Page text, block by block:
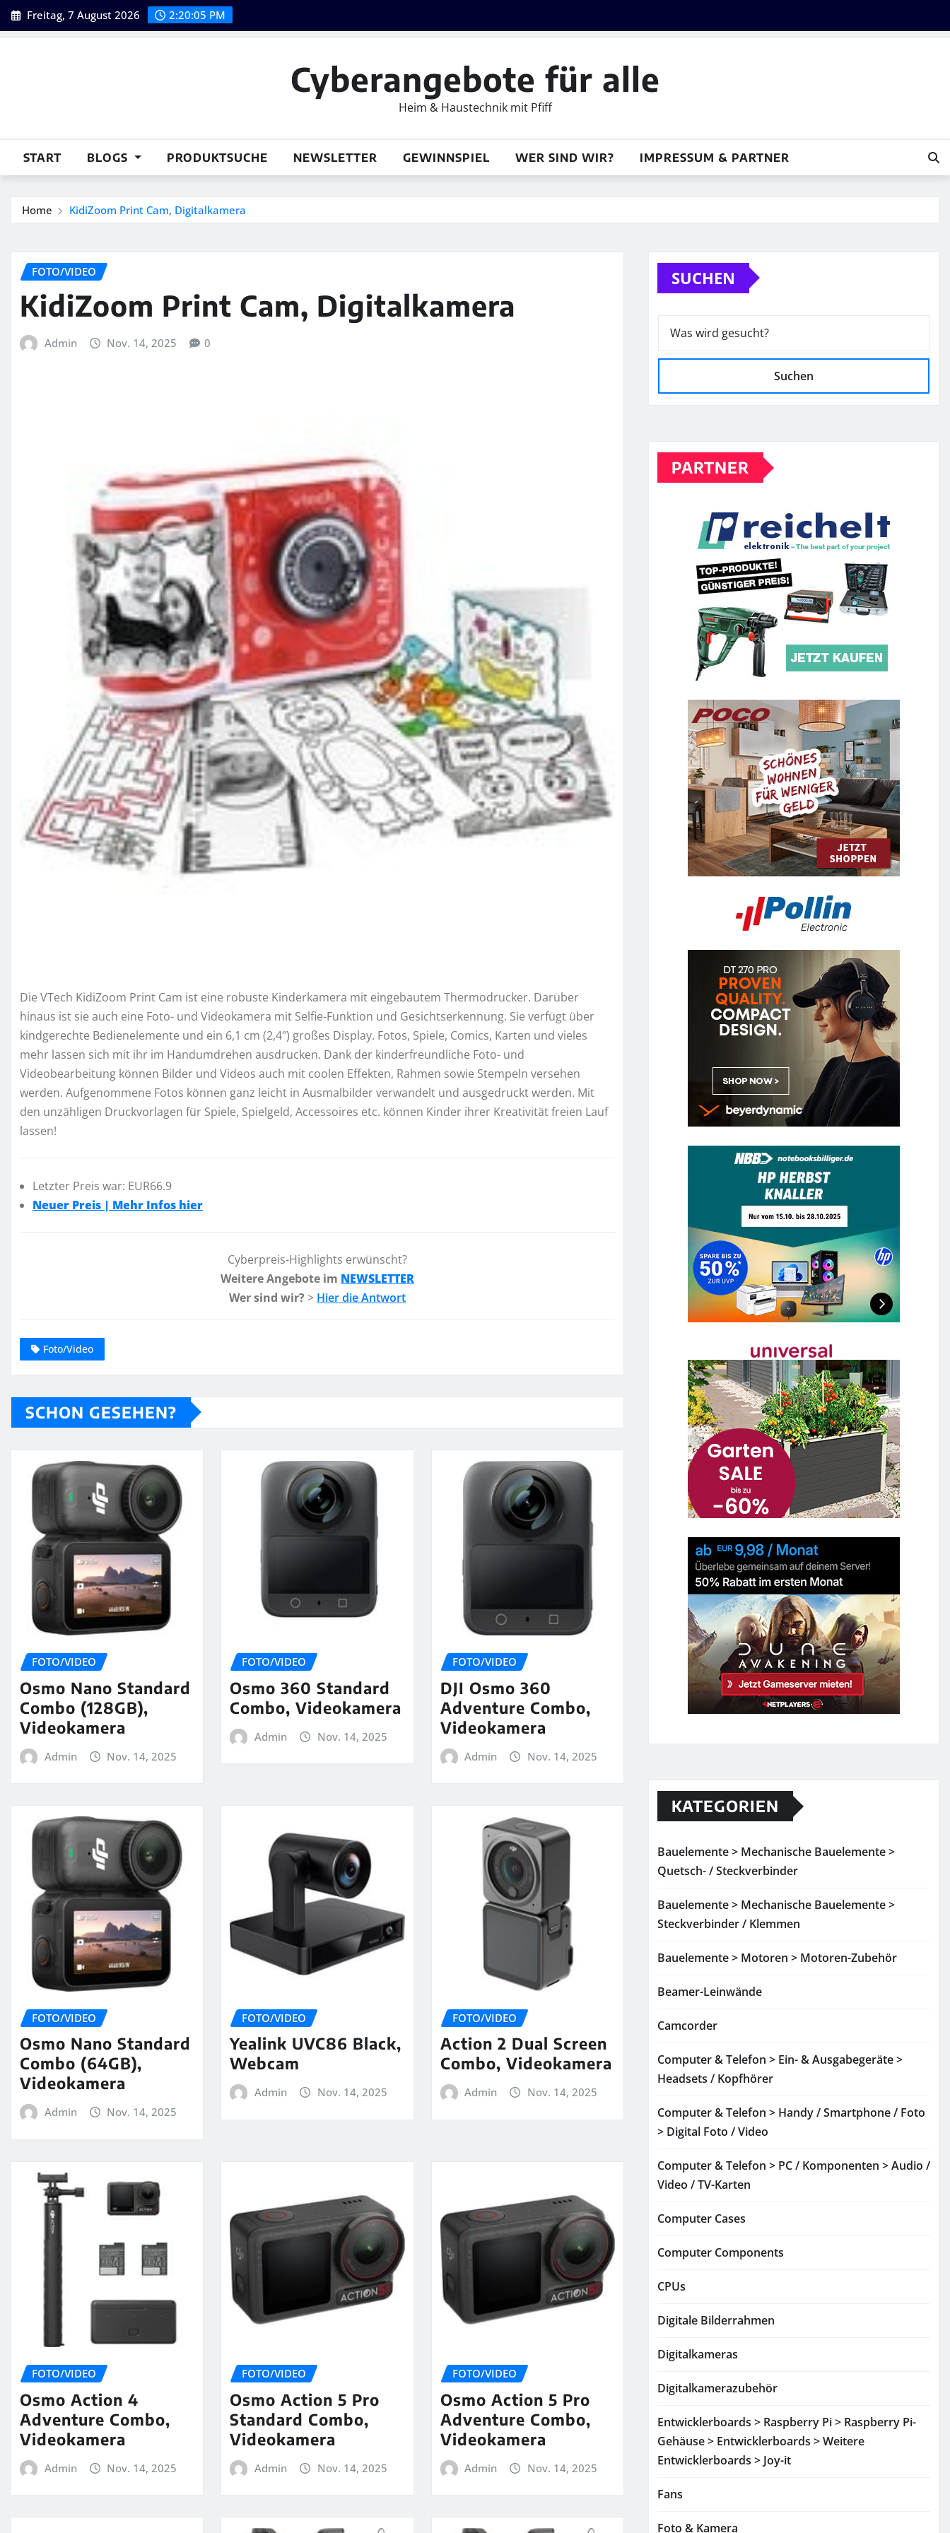
Skip
to
Freitag, 7 August 2026 2:20:06 PM
Cyberangebote für alle
Heim & Haustechnik mit Pfiff
START BLOGS PRODUKTSUCHE NEWSLETTER GEWINNSPIEL WER SIND WIR? IMPRESSUM & PARTNER
Home KidiZoom Print Cam, Digitalkamera
FOTO/VIDEO
KidiZoom Print Cam, Digitalkamera
Admin Nov. 14, 2025 0
Die VTech KidiZoom Print Cam ist eine robuste Kinderkamera mit eingebautem Thermodrucker. Darüber
hinaus ist sie auch eine Foto- und Videokamera mit Selfie-Funktion und Gesichtserkennung. Sie verfügt über
kindgerechte Bedienelemente und ein 6,1 cm (2,4″) großes Display. Fotos, Spiele, Comics, Karten und vieles
mehr lassen sich mit ihr im Handumdrehen ausdrucken. Dank der kinderfreundliche Foto- und
Videobearbeitung können Bilder und Videos auch mit coolen Effekten, Rahmen sowie Stempeln versehen
werden. Aufgenommene Fotos können ganz leicht in Ausmalbilder verwandelt und ausgedruckt werden. Mit
den unzähligen Druckvorlagen für Spiele, Spielgeld, Accessoires etc. können Kinder ihrer Kreativität freien Lauf
lassen!
Letzter Preis war: EUR66.9
Neuer Preis | Mehr Infos hier
Cyberpreis-Highlights erwünscht?
Weitere Angebote im NEWSLETTER
Wer sind wir? > Hier die Antwort
Foto/Video
SCHON GESEHEN?
FOTO/VIDEO
Osmo Nano Standard
Combo (128GB),
Videokamera
Admin Nov. 14, 2025
FOTO/VIDEO
Osmo 360 Standard
Combo, Videokamera
Admin Nov. 14, 2025
FOTO/VIDEO
DJI Osmo 360
Adventure Combo,
Videokamera
Admin Nov. 14, 2025
FOTO/VIDEO
Osmo Nano Standard
Combo (64GB),
Videokamera
Admin Nov. 14, 2025
FOTO/VIDEO
Yealink UVC86 Black,
Webcam
Admin Nov. 14, 2025
FOTO/VIDEO
Action 2 Dual Screen
Combo, Videokamera
Admin Nov. 14, 2025
FOTO/VIDEO
Osmo Action 4
Adventure Combo,
Videokamera
Admin Nov. 14, 2025
FOTO/VIDEO
Osmo Action 5 Pro
Standard Combo,
Videokamera
Admin Nov. 14, 2025
FOTO/VIDEO
Osmo Action 5 Pro
Adventure Combo,
Videokamera
Admin Nov. 14, 2025
SUCHEN
Suchen
PARTNER
KATEGORIEN
Bauelemente > Mechanische Bauelemente >
Quetsch- / Steckverbinder
Bauelemente > Mechanische Bauelemente >
Steckverbinder / Klemmen
Bauelemente > Motoren > Motoren-Zubehör
Beamer-Leinwände
Camcorder
Computer & Telefon > Ein- & Ausgabegeräte >
Headsets / Kopfhörer
Computer & Telefon > Handy / Smartphone / Foto
> Digital Foto / Video
Computer & Telefon > PC / Komponenten > Audio /
Video / TV-Karten
Computer Cases
Computer Components
CPUs
Digitale Bilderrahmen
Digitalkameras
Digitalkamerazubehör
Entwicklerboards > Raspberry Pi > Raspberry Pi-
Gehäuse > Entwicklerboards > Weitere
Entwicklerboards > Joy-it
Fans
Foto & Kamera